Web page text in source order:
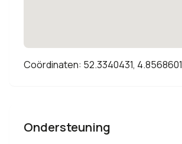
Coördinaten: 52.3340431, 4.8568601
Ondersteuning